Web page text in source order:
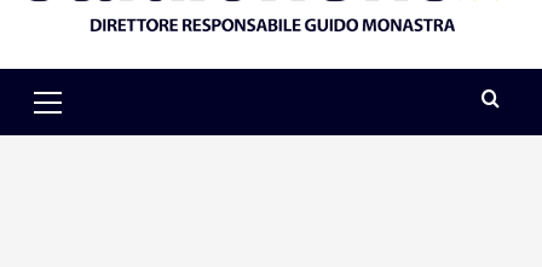
Menu